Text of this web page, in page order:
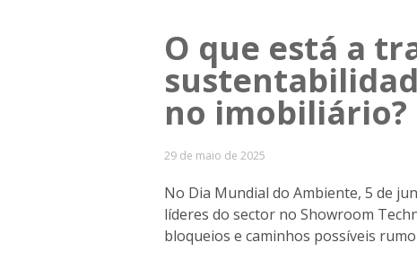
O que está a
no imobiliário?
29 de maio de 2025
No Dia Mundial do Ambiente, 5 de
líderes do sector no Showroom
bloqueios e caminhos possíveis